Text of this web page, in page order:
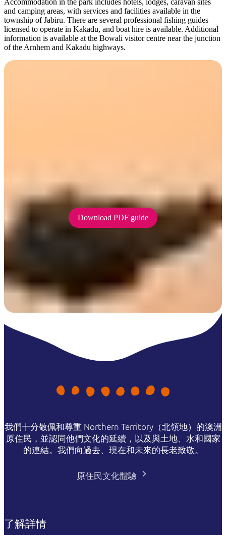
and camping areas, with services and facilities available in the
township of Jabiru. There are several professional fishing guides
licensed to operate in Kakadu, and boat hire is available. Additional
information is available at the Bowali visitor centre near the junction
of the Arnhem and Kakadu highways.
Download PDF guide
我們十分敬佩和尊重 Northern Territory（北領地）的澳洲
原住民，並認同他們文化的延續，以及與土地、水和國家
的連結。我們向過去、現在和未來的長老致敬。
原住民文化體驗
了解詳情